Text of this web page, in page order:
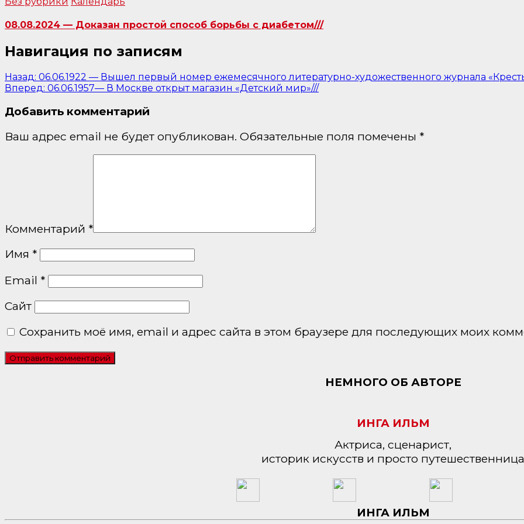
08.08.2024 — Доказан простой способ борьбы с диабетом///
Навигация по записям
Назад: 06.06.1922 — Вышел первый номер ежемесячного литературно-художественного журнала
Вперед: 06.06.1957— В Москве открыт магазин «Детский мир»///
Добавить комментарий
Ваш адрес email не будет опубликован. Обязательные поля помечены *
Комментарий *
Имя *
Email *
Сайт
Сохранить моё имя, email и адрес сайта в этом браузере для последующих моих
НЕМНОГО ОБ АВТОРЕ
ИНГА ИЛЬМ
Актриса, сценарист,
историк искусств и просто путешественница
ИНГА ИЛЬМ